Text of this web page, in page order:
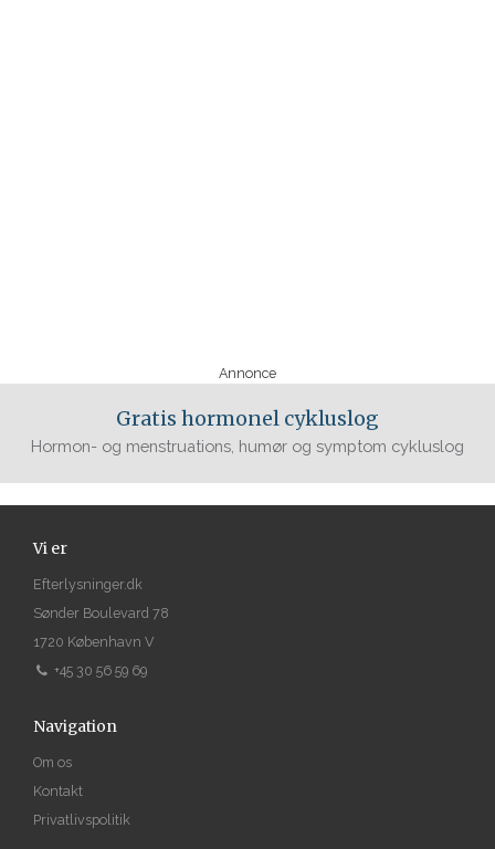
Annonce
Gratis hormonel cykluslog
Hormon- og menstruations, humør og symptom cykluslog
Vi er
Efterlysninger.dk
Sønder Boulevard 78
1720 København V
+45 30 56 59 69
Navigation
Om os
Kontakt
Privatlivspolitik